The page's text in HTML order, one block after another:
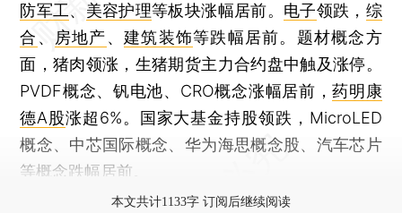
防军工、 美容护理等板块涨幅居前。 电子领跌， 综
合 、 房地产、 建筑装饰等跌幅居前。题材概念方
面，猪肉领涨，生猪期货主力合约盘中触及涨停。
PVDF概念、钒电池、CRO概念涨幅居前，药明康
德A股涨超6%。国家大基金持股领跌，MicroLED
概念、中芯国际概念、华为海思概念股、汽车芯片
等概念跌幅居前。
本文共计1133字 订阅后继续阅读